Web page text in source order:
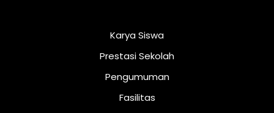
Karya Siswa
Prestasi Sekolah
Pengumuman
Fasilitas